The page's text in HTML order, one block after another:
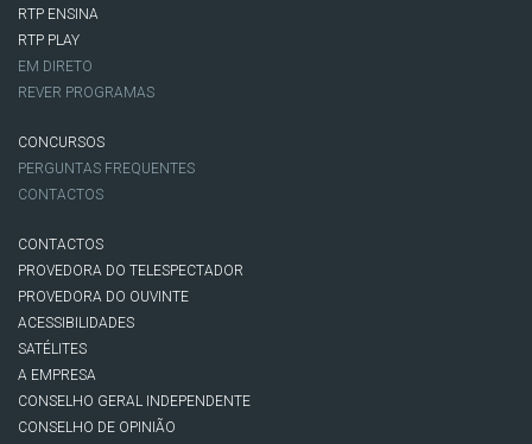
RTP ENSINA
RTP PLAY
EM DIRETO
REVER PROGRAMAS
CONCURSOS
PERGUNTAS FREQUENTES
CONTACTOS
CONTACTOS
PROVEDORA DO TELESPECTADOR
PROVEDORA DO OUVINTE
ACESSIBILIDADES
SATÉLITES
A EMPRESA
CONSELHO GERAL INDEPENDENTE
CONSELHO DE OPINIÃO